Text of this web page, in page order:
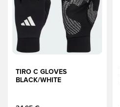
TIRO C GLOVES
BLACK/WHITE